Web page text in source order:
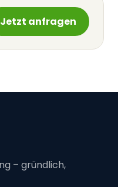
Jetzt anfragen
– gründlich,